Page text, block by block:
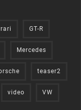
GT-R
Mercedes
teaser2
video VW